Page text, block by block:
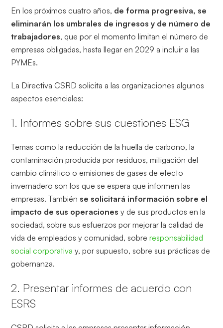
En los próximos cuatro años, de forma progresiva, se
eliminarán los umbrales de ingresos y de número de
trabajadores, que por el momento limitan el número de
empresas obligadas, hasta llegar en 2029 a incluir a las
PYMEs.
La Directiva CSRD solicita a las organizaciones algunos
aspectos esenciales:
1. Informes sobre sus cuestiones ESG
Temas como la reducción de la huella de carbono, la
contaminación producida por residuos, mitigación del
cambio climático o emisiones de gases de efecto
invernadero son los que se espera que informen las
empresas. También se solicitará información sobre el
impacto de sus operaciones y de sus productos en la
sociedad, sobre sus esfuerzos por mejorar la calidad de
vida de empleados y comunidad, sobreresponsabilidad
social corporativa y, por supuesto, sobre sus prácticas de
gobernanza.
2. Presentar informes de acuerdo con
ESRS